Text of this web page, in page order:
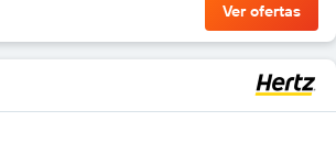
Ver ofertas